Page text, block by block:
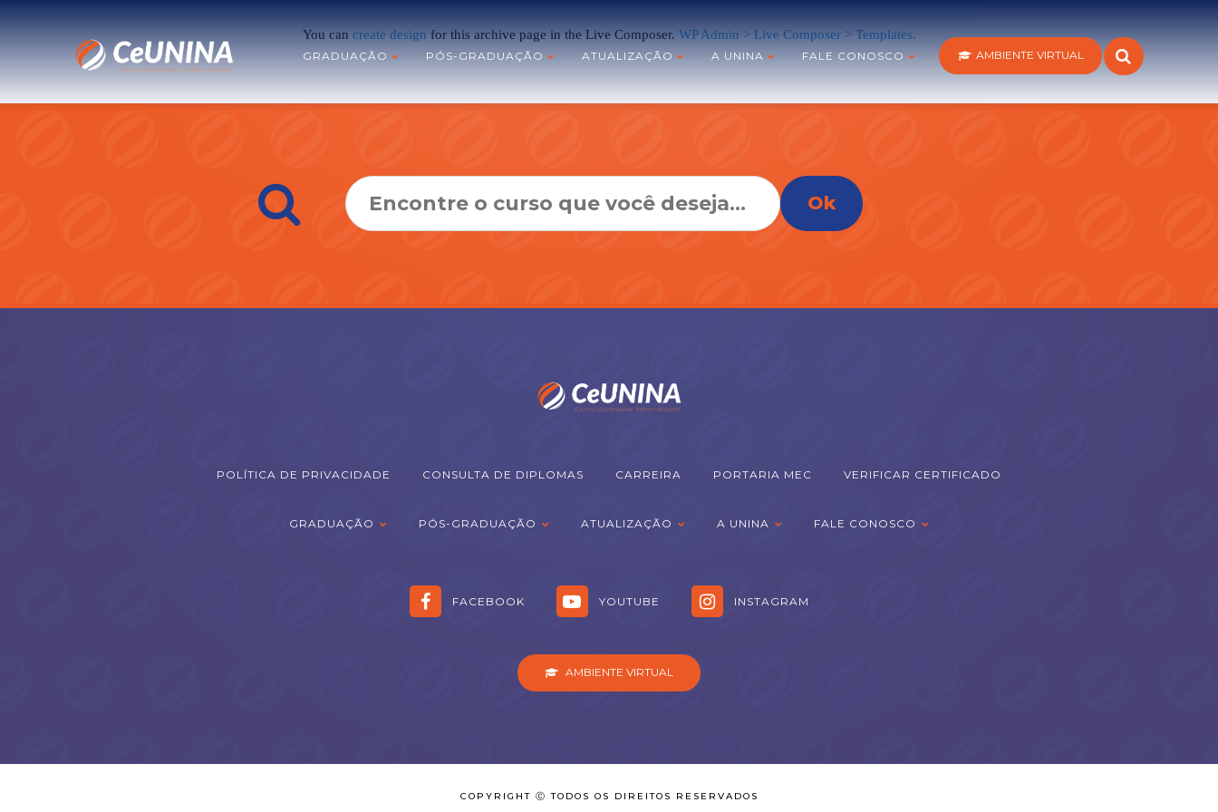
GRADUAÇÃO PÓS-GRADUAÇÃO ATUALIZAÇÃO A UNINA FALE CONOSCO AMBIENTE VIRTUAL
You can create design for this archive page in the Live Composer. WP Admin > Live Composer > Templates.
Ok
POLÍTICA DE PRIVACIDADE CONSULTA DE DIPLOMAS CARREIRA PORTARIA MEC VERIFICAR CERTIFICADO
GRADUAÇÃO PÓS-GRADUAÇÃO ATUALIZAÇÃO A UNINA FALE CONOSCO
FACEBOOK YOUTUBE INSTAGRAM
AMBIENTE VIRTUAL
COPYRIGHT Ⓒ TODOS OS DIREITOS RESERVADOS